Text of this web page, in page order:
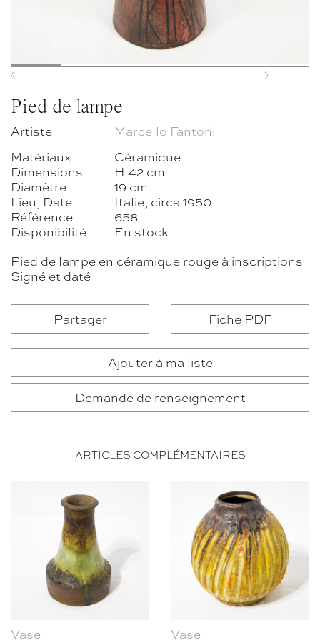
Previous Next
Pied de lampe
Artiste
Marcello Fantoni
Matériaux
Céramique
Dimensions
H 42 cm
Diamètre
19 cm
Lieu, Date
Italie, circa 1950
Référence
658
Disponibilité
En stock
Pied de lampe en céramique rouge à inscriptions
Signé et daté
Partager Fiche PDF
Ajouter à ma liste
Demande de renseignement
ARTICLES COMPLÉMENTAIRES
Vase Vase